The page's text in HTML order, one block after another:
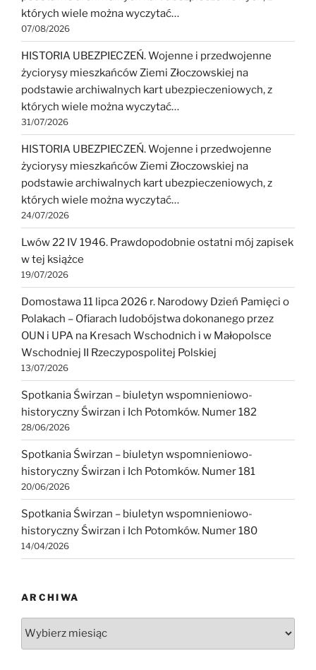
których wiele można wyczytać…
07/08/2026
HISTORIA UBEZPIECZEŃ. Wojenne i przedwojenne
życiorysy mieszkańców Ziemi Złoczowskiej na
podstawie archiwalnych kart ubezpieczeniowych, z
których wiele można wyczytać…
31/07/2026
HISTORIA UBEZPIECZEŃ. Wojenne i przedwojenne
życiorysy mieszkańców Ziemi Złoczowskiej na
podstawie archiwalnych kart ubezpieczeniowych, z
których wiele można wyczytać…
24/07/2026
Lwów 22 IV 1946. Prawdopodobnie ostatni mój zapisek
w tej książce
19/07/2026
Domostawa 11 lipca 2026 r. Narodowy Dzień Pamięci o
Polakach – Ofiarach ludobójstwa dokonanego przez
OUN i UPA na Kresach Wschodnich i w Małopolsce
Wschodniej II Rzeczypospolitej Polskiej
13/07/2026
Spotkania Świrzan – biuletyn wspomnieniowo-
historyczny Świrzan i Ich Potomków. Numer 182
28/06/2026
Spotkania Świrzan – biuletyn wspomnieniowo-
historyczny Świrzan i Ich Potomków. Numer 181
20/06/2026
Spotkania Świrzan – biuletyn wspomnieniowo-
historyczny Świrzan i Ich Potomków. Numer 180
14/04/2026
ARCHIWA